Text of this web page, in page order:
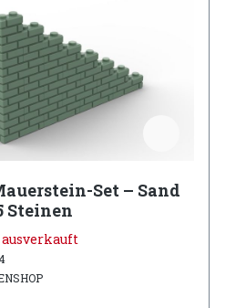
Set – Sand
Steinen